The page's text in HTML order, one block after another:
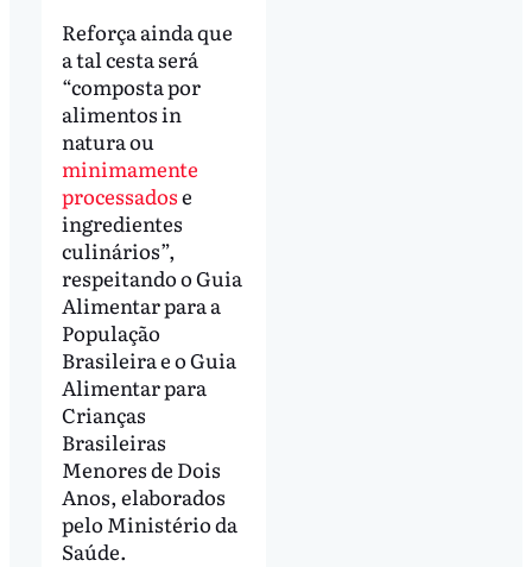
Reforça ainda que
a tal cesta será
“composta por
alimentos in
natura ou
minimamente
processadose
ingredientes
culinários”,
respeitando o Guia
Alimentar para a
População
Brasileira e o Guia
Alimentar para
Crianças
Brasileiras
Menores de Dois
Anos, elaborados
pelo Ministério da
Saúde.